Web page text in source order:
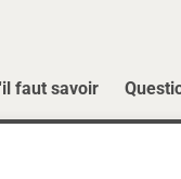
faut savoir